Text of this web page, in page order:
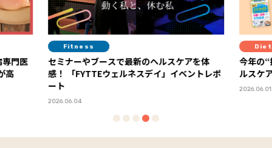
を体
Diet
今年の“推しヘルスケア”が決定！ 「FYTTEヘ
ルスケア大賞2026」ランキング発表
2026.06.01
迷い、
語る「
2025.11.14